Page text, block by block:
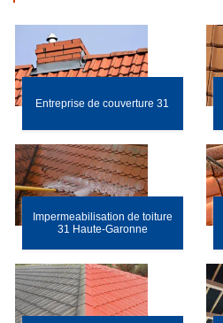
Entreprise de couverture 31
Impermeabilisation de toiture
31 Haute-Garonne